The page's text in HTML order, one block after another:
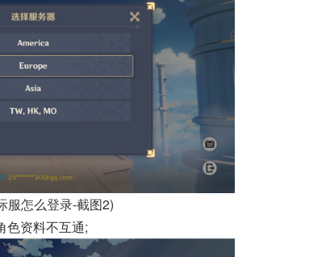
服怎么登录-截图2)
色资料不互通;